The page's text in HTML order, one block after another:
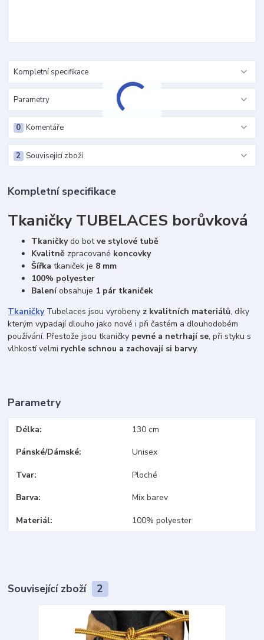
Kompletní specifikace
Parametry
Komentáře
0
Související zboží
2
Kompletní specifikace
Tkaničky TUBELACES borůvková
Tkaničkydo botve stylové tubě
Kvalitně zpracované koncovky
Šířkatkaniček je 8 mm
100% polyester
Baleníobsahuje 1 pár tkaniček
TkaničkyTubelaces jsou vyrobeny z kvalitních materiálů, díky
kterým vypadají dlouho jako nové i při častém a dlouhodobém
používání. Přestože jsou tkaničky pevné a netrhají se, při styku s
vlhkostí velmi rychle schnou a zachovají si barvy.
Parametry
Délka 130 cm
Pánské/Dámské Unisex
Tvar Ploché
Barva Mix barev
Materiál 100% polyester
Související zboží 2